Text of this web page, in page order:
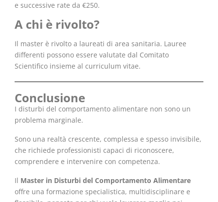
e successive rate da €250.
A chi è rivolto?
Il master è rivolto a laureati di area sanitaria. Lauree
differenti possono essere valutate dal Comitato
Scientifico insieme al curriculum vitae.
Conclusione
I disturbi del comportamento alimentare non sono un
problema marginale.
Sono una realtà crescente, complessa e spesso invisibile,
che richiede professionisti capaci di riconoscere,
comprendere e intervenire con competenza.
Il Master in Disturbi del Comportamento Alimentare
offre una formazione specialistica, multidisciplinare e